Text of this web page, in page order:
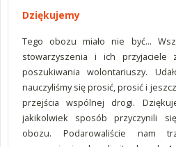
Dziękujemy
Tego obozu miało nie być...
stowarzyszenia i ich przyjaciele
poszukiwania wolontariuszy.
nauczyliśmy się prosić, prosić i
przejścia wspólnej drogi.
jakikolwiek sposób przyczynili
obozu. Podarowaliście nam